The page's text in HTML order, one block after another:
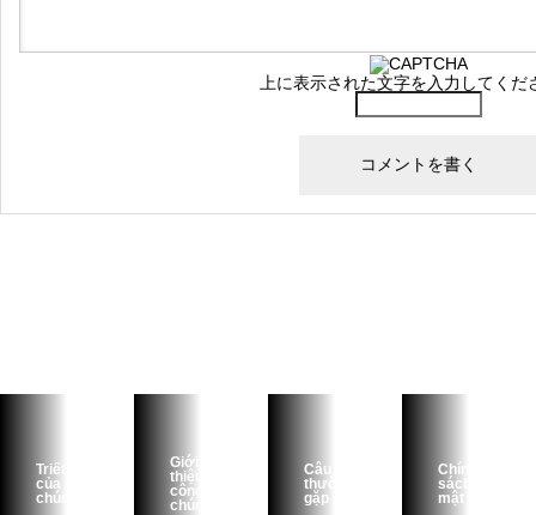
上に表示された文字を入力してくだ
Triết lý
của
chúng tôi
Giới
thiệu
công ty
chúng tôi
Câu hỏi
thường
gặp
Chính
sách bảo
mật